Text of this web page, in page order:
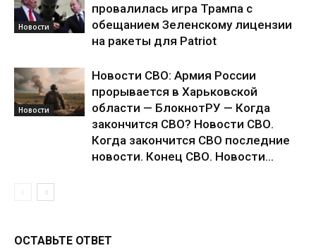
Новости
провалилась игра Трампа с
обещанием Зеленскому лицензии
на ракеты для Patriot
Новости
Новости СВО: Армия России
прорывается в Харьковской
области — БлокнотРУ — Когда
закончится СВО? Новости СВО.
Когда закончится СВО последние
новости. Конец СВО. Новости...
ОСТАВЬТЕ ОТВЕТ